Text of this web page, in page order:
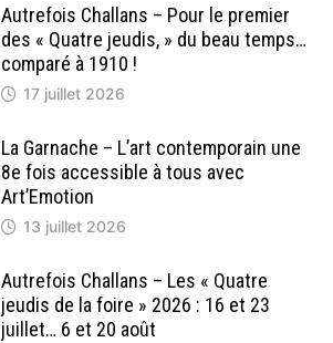
Autrefois Challans – Pour le premier
des « Quatre jeudis, » du beau temps…
comparé à 1910 !
17 juillet 2026
La Garnache – L’art contemporain une
8e fois accessible à tous avec
Art’Emotion
13 juillet 2026
Autrefois Challans – Les « Quatre
jeudis de la foire » 2026 : 16 et 23
juillet… 6 et 20 août